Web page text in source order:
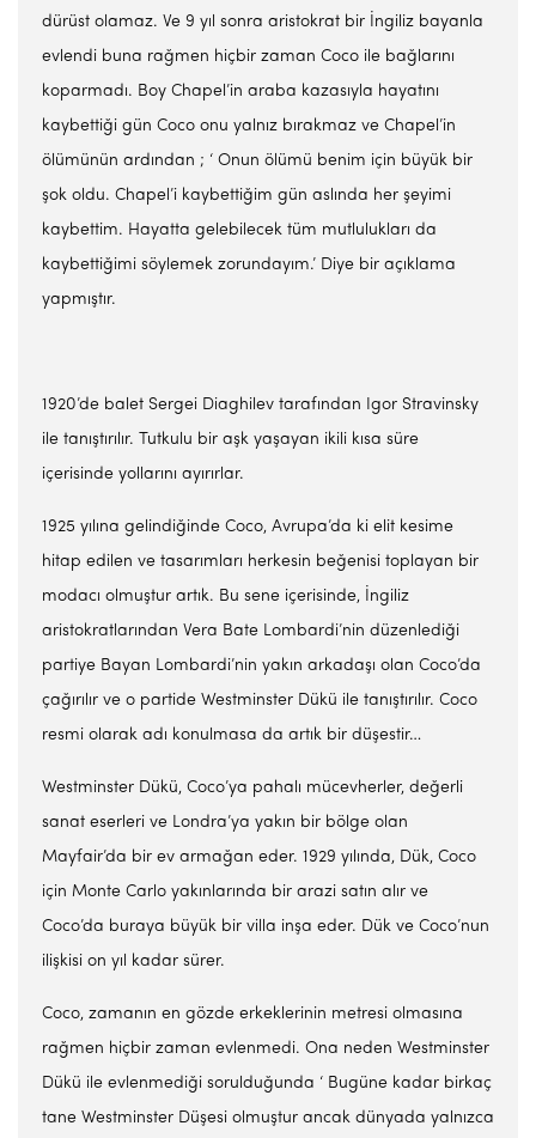
dürüst olamaz. Ve 9 yıl sonra aristokrat bir İngiliz bayanla
evlendi buna rağmen hiçbir zaman Coco ile bağlarını
koparmadı. Boy Chapel’in araba kazasıyla hayatını
kaybettiği gün Coco onu yalnız bırakmaz ve Chapel’in
ölümünün ardından ; ‘ Onun ölümü benim için büyük bir
şok oldu. Chapel’i kaybettiğim gün aslında her şeyimi
kaybettim. Hayatta gelebilecek tüm mutlulukları da
kaybettiğimi söylemek zorundayım.’ Diye bir açıklama
yapmıştır.
1920’de balet Sergei Diaghilev tarafından Igor Stravinsky
ile tanıştırılır. Tutkulu bir aşk yaşayan ikili kısa süre
içerisinde yollarını ayırırlar.
1925 yılına gelindiğinde Coco, Avrupa’da ki elit kesime
hitap edilen ve tasarımları herkesin beğenisi toplayan bir
modacı olmuştur artık. Bu sene içerisinde, İngiliz
aristokratlarından Vera Bate Lombardi’nin düzenlediği
partiye Bayan Lombardi’nin yakın arkadaşı olan Coco’da
çağırılır ve o partide Westminster Dükü ile tanıştırılır. Coco
resmi olarak adı konulmasa da artık bir düşestir…
Westminster Dükü, Coco’ya pahalı mücevherler, değerli
sanat eserleri ve Londra’ya yakın bir bölge olan
Mayfair’da bir ev armağan eder. 1929 yılında, Dük, Coco
için Monte Carlo yakınlarında bir arazi satın alır ve
Coco’da buraya büyük bir villa inşa eder. Dük ve Coco’nun
ilişkisi on yıl kadar sürer.
Coco, zamanın en gözde erkeklerinin metresi olmasına
rağmen hiçbir zaman evlenmedi. Ona neden Westminster
Dükü ile evlenmediği sorulduğunda ‘ Bugüne kadar birkaç
tane Westminster Düşesi olmuştur ancak dünyada yalnızca